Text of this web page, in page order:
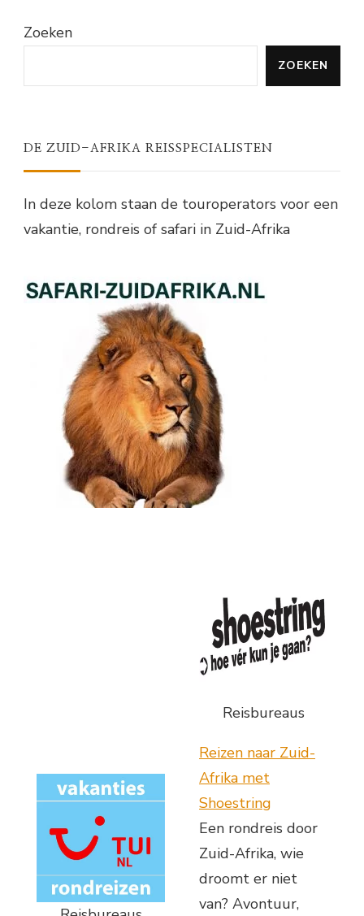
Zoeken
ZOEKEN
DE ZUID-AFRIKA REISSPECIALISTEN
In deze kolom staan de touroperators voor een
vakantie, rondreis of safari in Zuid-Afrika
Reisbureaus
Reizen naar Zuid-
Afrika met
Shoestring
Een rondreis door
Zuid-Afrika, wie
droomt er niet
van? Avontuur,